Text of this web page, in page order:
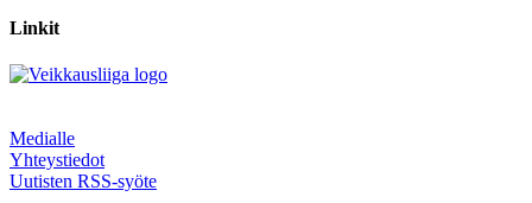
Linkit
Medialle
Yhteystiedot
Uutisten RSS-syöte